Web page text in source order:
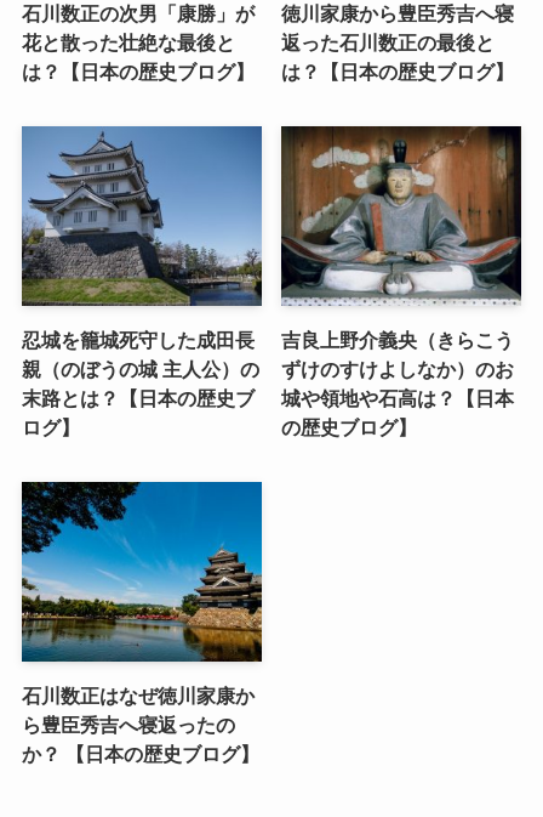
石川数正の次男「康勝」が
花と散った壮絶な最後と
は？【日本の歴史ブログ】
徳川家康から豊臣秀吉へ寝
返った石川数正の最後と
は？【日本の歴史ブログ】
忍城を籠城死守した成田長
親（のぼうの城 主人公）の
末路とは？【日本の歴史ブ
ログ】
吉良上野介義央（きらこう
ずけのすけよしなか）のお
城や領地や石高は？【日本
の歴史ブログ】
石川数正はなぜ徳川家康か
ら豊臣秀吉へ寝返ったの
か？ 【日本の歴史ブログ】